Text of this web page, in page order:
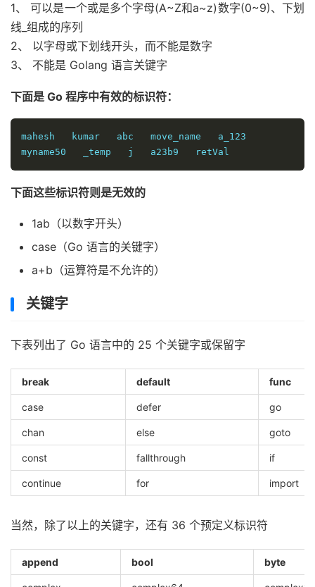
1、 可以是一个或是多个字母(A~Z和a~z)数字(0~9)、下划
线_组成的序列
2、 以字母或下划线开头，而不能是数字
3、 不能是 Golang 语言关键字
下面是 Go 程序中有效的标识符：
mahesh   kumar   abc   move_name   a_123
myname50   _temp   j   a23b9   retVal
下面这些标识符则是无效的
1ab（以数字开头）
case（Go 语言的关键字）
a+b（运算符是不允许的）
关键字
下表列出了 Go 语言中的 25 个关键字或保留字
break default func
case defer go
chan else goto
const fallthrough if
continue for import
当然，除了以上的关键字，还有 36 个预定义标识符
append bool byte